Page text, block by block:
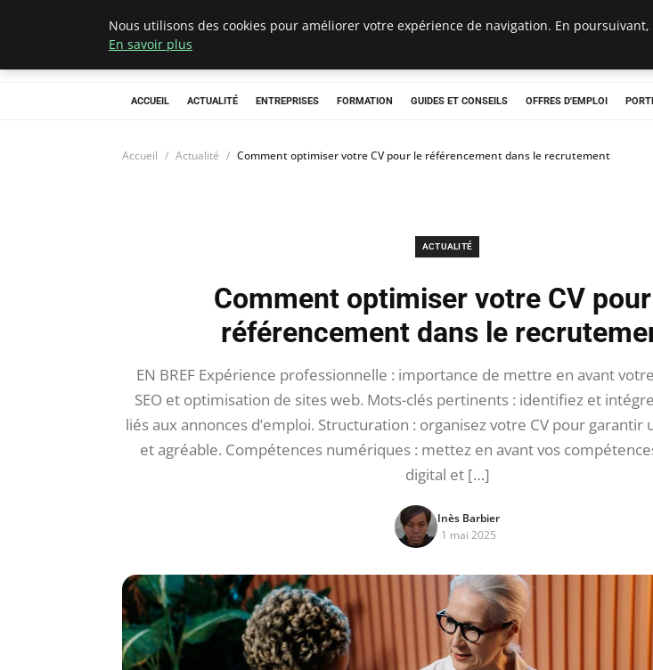
Chasseur De Tête
ACCUEIL ACTUALITÉ ENTREPRISES FORMATION GUIDES ET CONSEILS OFFRES D'EMPLOI
Accueil Actualité Comment optimiser votre CV pour le référencement dans le recrutement
ACTUALITÉ
Comment optimiser votre CV
référencement dans le
EN BREF Expérience professionnelle : importance de mettre en avant
SEO et optimisation de sites web. Mots-clés pertinents : identifiez et
liés aux annonces d’emploi. Structuration : organisez votre CV pour garantir
et agréable. Compétences numériques : mettez en avant vos
digital et […]
Inès Barbier
1 mai 2025
Nous utilisons des cookies pour améliorer votre expérience de navigation. En
En savoir plus